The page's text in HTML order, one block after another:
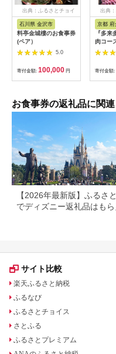
出典：ふるさとチョイ
石川県 金沢市
料亭金城樓のお食事券
(ペア）
5.0
寄付金額: 100,000 円
出典
京都 府
『多来
肉コー
名様分
寄付金額:
お食事券の返礼品に関
【2026年最新版】ふるさ
でディズニー返礼品はもら
サイト比較
楽天ふるさと納税
ふるなび
ふるさとチョイス
さとふる
ふるさとプレミアム